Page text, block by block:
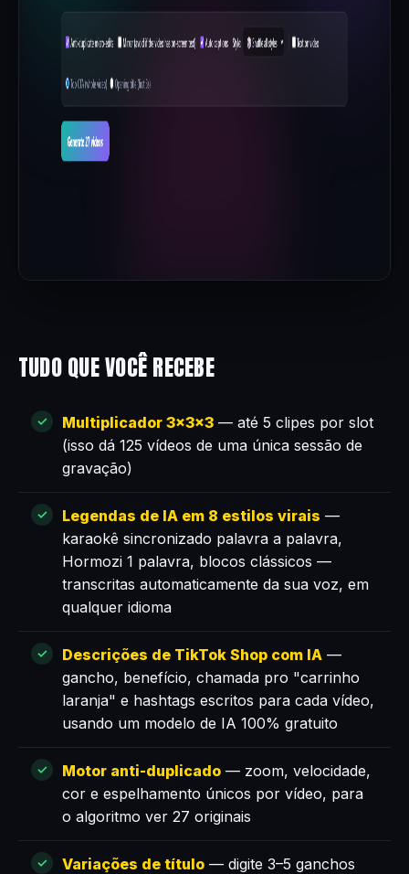
TUDO QUE VOCÊ RECEBE
Multiplicador 3×3×3 — até 5 clipes por slot
(isso dá 125 vídeos de uma única sessão de
gravação)
Legendas de IA em 8 estilos virais —
karaokê sincronizado palavra a palavra,
Hormozi 1 palavra, blocos clássicos —
transcritas automaticamente da sua voz, em
qualquer idioma
Descrições de TikTok Shop com IA —
gancho, benefício, chamada pro "carrinho
laranja" e hashtags escritos para cada vídeo,
usando um modelo de IA 100% gratuito
Motor anti-duplicado — zoom, velocidade,
cor e espelhamento únicos por vídeo, para
o algoritmo ver 27 originais
Variações de título — digite 3–5 ganchos